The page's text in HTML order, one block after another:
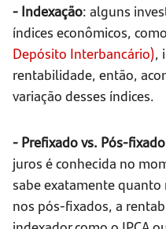
- Indexação: alguns
índices econômicos,
Depósito Interbancário),
rentabilidade, então,
variação desses índices.
- Prefixado vs. Pós-fixado
juros é conhecida no
sabe exatamente quanto
nos pós-fixados, a